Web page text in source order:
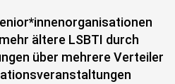
ältere LSBTI durch
über mehrere Verteiler